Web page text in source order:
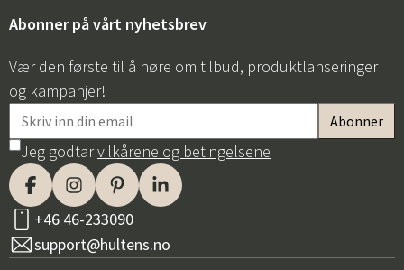
Abonner på vårt nyhetsbrev
Vær den første til å høre om tilbud, produktlanseringer
og kampanjer!
Jeg godtarvilkårene og betingelsene
+46 46-233090
support@hultens.no